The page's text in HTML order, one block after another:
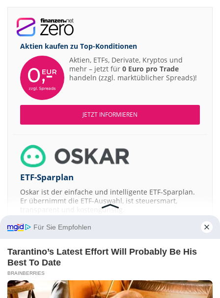
Aktien kaufen zu Top-Konditionen
Aktien, ETFs, Derivate, Kryptos und
mehr – jetzt für 0 Euro pro Trade
handeln (zzgl. marktüblicher Spreads)!
JETZT INFORMIEREN
ETF-Sparplan
Oskar ist der einfache und intelligente ETF-Sparplan.
Er übernimmt die ETF-Auswahl, ist steuersmart,
transparent und kostengünstig.
JETZT MEHR ERFAHREN
Aktien ATX DAX EuroStoxx 50 Dow Jones NASDAQ 100 Nikkei 225
Für Sie Empfohlen
Tarantino’s Latest Effort Will Probably Be His
Best To Date
BRAINBERRIES